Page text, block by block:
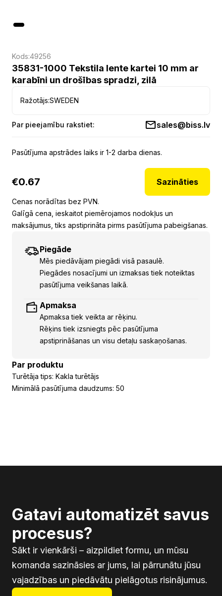
Kods:49256
35831-1000 Tekstila lente kartei 10 mm ar
karabīni un drošības spradzi, zilā
Ražotājs:SWEDEN
Par pieejamību rakstiet: sales@biss.lv
Pasūtījuma apstrādes laiks ir 1-2 darba dienas.
€0.67 Sazināties
Cenas norādītas bez PVN.
Galīgā cena, ieskaitot piemērojamos nodokļus un
maksājumus, tiks apstiprināta pirms pasūtījuma pabeigšanas.
Piegāde
Mēs piedāvājam piegādi visā pasaulē.
Piegādes nosacījumi un izmaksas tiek noteiktas
pasūtījuma veikšanas laikā.
Apmaksa
Apmaksa tiek veikta ar rēķinu.
Rēķins tiek izsniegts pēc pasūtījuma
apstiprināšanas un visu detaļu saskaņošanas.
Par produktu
Turētāja tips: Kakla turētājs
Minimālā pasūtījuma daudzums: 50
Gatavi automatizēt savus
procesus?
Sākt ir vienkārši – aizpildiet formu, un mūsu
komanda sazināsies ar jums, lai pārrunātu jūsu
vajadzības un piedāvātu pielāgotus risinājumus.